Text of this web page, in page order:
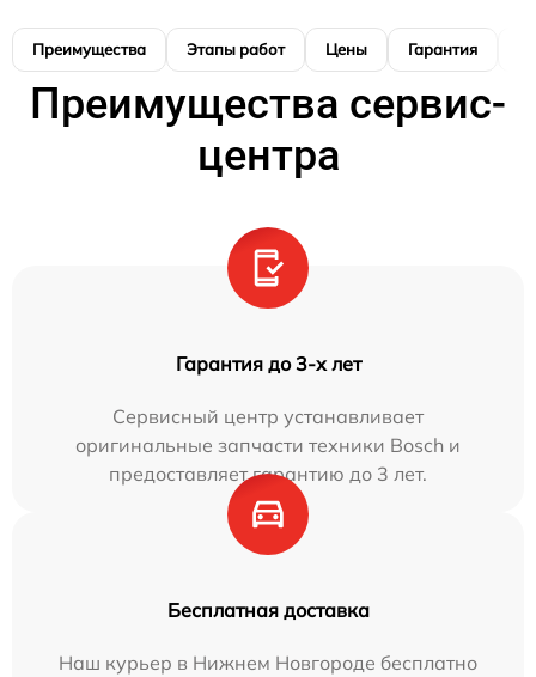
Преимущества Этапы работ Цены Гарантия
Преимущества сервис-
центра
Гарантия до 3-х лет
Сервисный центр устанавливает
оригинальные запчасти техники Bosch и
предоставляет гарантию до 3 лет.
Бесплатная доставка
Наш курьер в Нижнем Новгороде бесплатно